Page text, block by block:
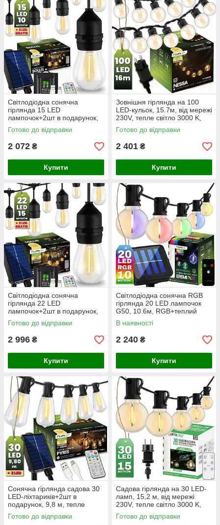
Світлодіодна сонячна
гірлянда 15 LED
лампочок+2шт в подарунок,
10м, тепле світло 2700K,
пульт ДУ, зарядка USB,
Готово до відправки
2 072 ₴
Купити
Зовнішня гірлянда на 100
LED-кульок, 15.7м, від мережі
230V, тепле світло 3000 K,
IP44, Lumiled Nessa
Готово до відправки
2 401 ₴
Купити
Світлодіодна сонячна
гірлянда 22 LED
лампочок+2шт в подарунок,
15м, тепле світло 2700K,
пульт ДУ, зарядка USB,
Готово до відправки
2 996 ₴
Купити
Світлодіодна сонячна RGB
гірлянда 20 LED лампочок
G50, 10.6м, RGB+теплий
білий, пульт ДУ, Lumiled
Eremi
В наявності
2 240 ₴
Купити
Сонячна гірлянда садова 30
LED-ліхтариків+2шт в
подарунок, 9,8 м, тепле
світло 2700 K, IP44, з
пультом, сонячною та USB-
Готово до відправки
Садова гірлянда на 30 LED-
ламп, 15,2 м, від мережі
230V, тепле світло 3000 K,
IP44, з пультом та
регулюванням яскравості,
Готово до відправки